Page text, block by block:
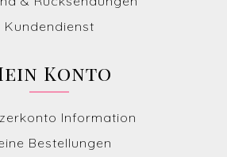
Kundendienst
Konto
Information
Bestellungen